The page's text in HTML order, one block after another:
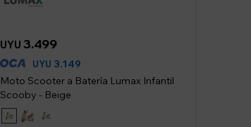
UYU 3.499
UYU 3.149
Moto Scooter a Batería Lumax Infantil
Scooby - Beige